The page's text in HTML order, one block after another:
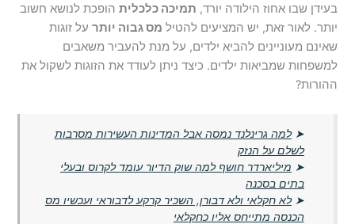
בעידן שבו אחוז הילודה יורד, תמיכה כלכלית הופכת לנושא חשוב
יותר. לאור זאת, יש המציעים להטיל מס גבוה יותר על זוגות
שאינם מעוניינים להביא ילדים, על מנת להעביר משאבים
למשפחות שמביאות ילדים. כיצד ניתן לעודד את הזוגות לשקול את
ההורות?
➤למה גרינלנד נמסה אבל המדינות העשירות מסרבות
לשלם על הנזק
➤ מיליארדר חושף למה שוק הדיור עומד לקרוס ובעלי
בתים בסכנה
➤לא חקלאי ולא דבורן, השכיר קרקע לדבוראי ועכשיו מס
הכנסה מתייחס אליו כחקלאי